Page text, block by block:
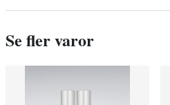
Se fler varor